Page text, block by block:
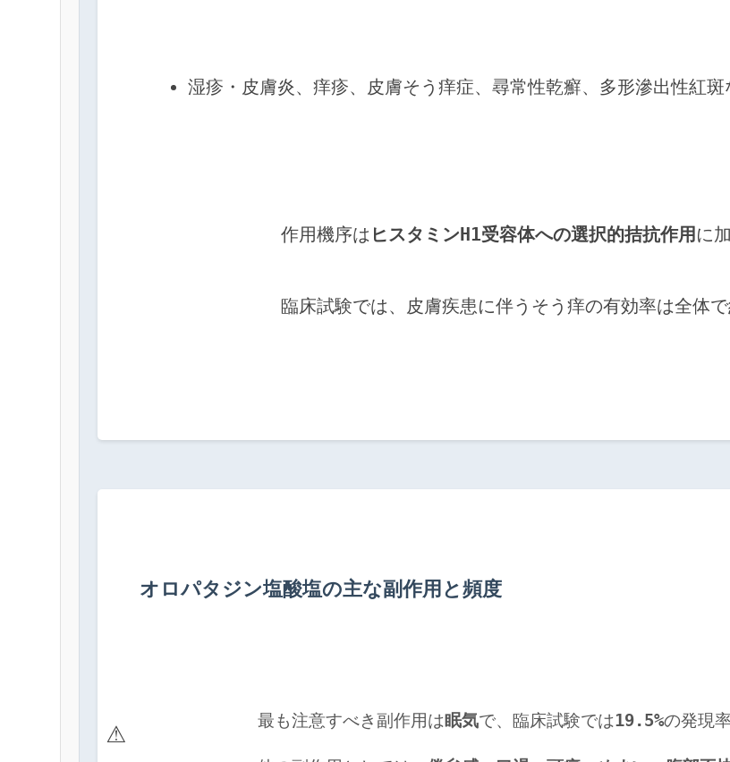
湿疹・皮膚炎、痒疹、皮膚そう痒症、尋常性乾癬、多形滲出性紅斑
            作用機序は
ヒスタミンH1受容体への選択的拮抗作用 に
臨床試験では、皮膚疾患に伴うそう痒の有効率は全体
⚠️
オロパタジン塩酸塩の主な副作用と頻度
            最も注意すべき副作用は
眠気で、臨床試験では19.5%の発現